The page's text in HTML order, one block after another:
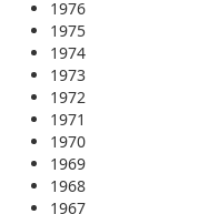
1976
1975
1974
1973
1972
1971
1970
1969
1968
1967